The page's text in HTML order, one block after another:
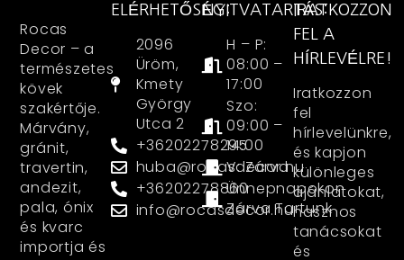
Rocas
Decor – a
természetes
kövek
szakértője.
Márvány,
gránit,
travertin,
andezit,
pala, ónix
és kvarc
importja és
ELÉRHETŐSÉG:
2096
Üröm,
Kmety
György
Utca 2
+36202278295
huba@rocasdecor.hu
+36202278860
info@rocasdecor.hu
NYITVATARTÁS:
H – P:
08:00 –
17:00
Szo:
09:00 –
14:00
V: Zárva
Ünnepnapokon
Zárva Tartunk
IRATKOZZON
FEL A
HÍRLEVÉLRE!
Iratkozzon
fel
hírlevelünkre,
és kapjon
különleges
ajánlatokat,
hasznos
tanácsokat
és